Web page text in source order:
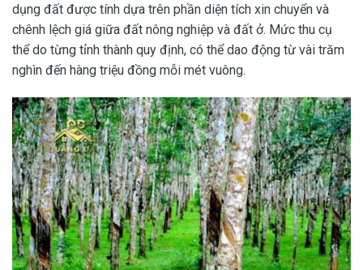
dụng đất được tính dựa trên phần diện tích xin chuyển và
chênh lệch giá giữa đất nông nghiệp và đất ở. Mức thu cụ
thể do từng tỉnh thành quy định, có thể dao động từ vài trăm
nghìn đến hàng triệu đồng mỗi mét vuông.